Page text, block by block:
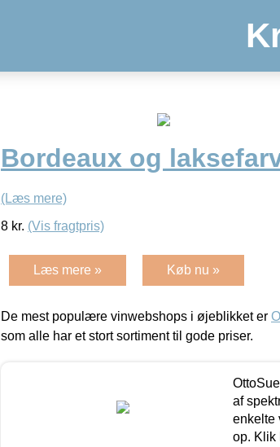
Bordeaux og
(Læs mere)
8 kr. (Vis fragtpris)
Læs mere » Køb nu »
De mest populære vinwebshops i øjeblikket er
som alle har et stort sortiment til gode priser.
af
enkelte
op. Klik